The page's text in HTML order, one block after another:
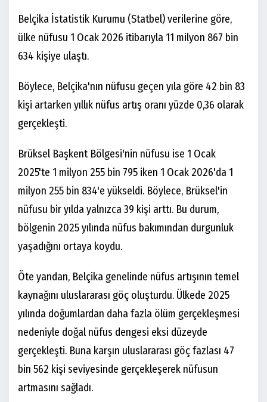
Belçika İstatistik Kurumu (Statbel) verilerine göre,
ülke nüfusu 1 Ocak 2026 itibarıyla 11 milyon 867 bin
634 kişiye ulaştı.
Böylece, Belçika'nın nüfusu geçen yıla göre 42 bin 83
kişi artarken yıllık nüfus artış oranı yüzde 0,36 olarak
gerçekleşti.
Brüksel Başkent Bölgesi'nin nüfusu ise 1 Ocak
2025'te 1 milyon 255 bin 795 iken 1 Ocak 2026'da 1
milyon 255 bin 834'e yükseldi. Böylece, Brüksel'in
nüfusu bir yılda yalnızca 39 kişi arttı. Bu durum,
bölgenin 2025 yılında nüfus bakımından durgunluk
yaşadığını ortaya koydu.
Öte yandan, Belçika genelinde nüfus artışının temel
kaynağını uluslararası göç oluşturdu. Ülkede 2025
yılında doğumlardan daha fazla ölüm gerçekleşmesi
nedeniyle doğal nüfus dengesi eksi düzeyde
gerçekleşti. Buna karşın uluslararası göç fazlası 47
bin 562 kişi seviyesinde gerçekleşerek nüfusun
artmasını sağladı.